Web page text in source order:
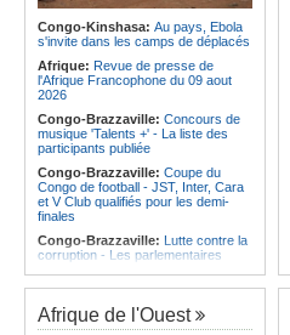
d'Ivoire et l'Algérie
Afrique:Le Maroc et l'Afrique du
Sud se retrouvent quatre ans après
la finale
Afrique:
Côte d'Ivoire - Algérie, un
Congo-Kinshasa: Au pays, Ebola
s'invite dans les camps de déplacés
Afrique: Revue de presse de
l'Afrique Francophone du 09 aout
2026
Congo-Brazzaville: Concours de
musique 'Talents +' - La liste des
participants publiée
Congo-Brazzaville: Coupe du
Congo de football - JST, Inter, Cara
et V Club qualifiés pour les demi-
finales
Congo-Brazzaville: Lutte contre la
corruption - Les parlementaires
Congo-Brazzaville:Santé publique
- Ollombo réceptionne son hôpital de
référence
Afrique de l'Ouest